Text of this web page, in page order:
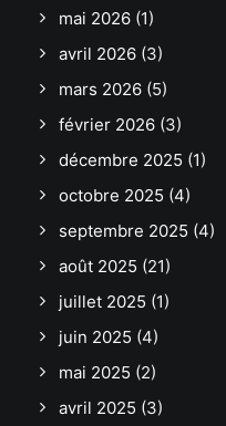
mai 2026 (1)
avril 2026 (3)
mars 2026 (5)
février 2026 (3)
décembre 2025 (1)
octobre 2025 (4)
septembre 2025 (4)
août 2025 (21)
juillet 2025 (1)
juin 2025 (4)
mai 2025 (2)
avril 2025 (3)